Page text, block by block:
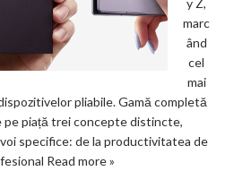
y Z,
marc
ând
cel
mai
pliabile. Gamă completă
pe piață trei concepte distincte,
specifice: de la productivitatea de
Read more »